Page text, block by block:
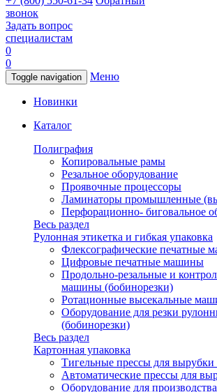
звонок
Задать вопрос
специалистам
0
0
Toggle navigation Меню
Новинки
Каталог
Полиграфия
Копировальные рамы
Резальное оборудование
Проявочные процессоры
Ламинаторы промышленные
Перфорационно- биговальное
Весь раздел
Рулонная этикетка и гибкая упаковка
Флексографические печатные
Цифровые печатные машины
Продольно-резальные и
машины (бобинорезки)
Ротационные высекальные
Оборудование для резки
(бобинорезки)
Весь раздел
Картонная упаковка
Тигельные прессы для вырубки
Автоматические прессы для
Оборудование для